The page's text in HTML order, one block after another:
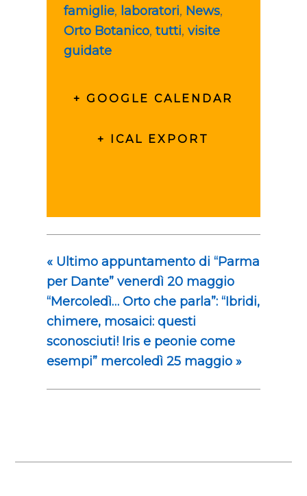
famiglie, laboratori, News,
Orto Botanico, tutti, visite
guidate
+ GOOGLE CALENDAR
+ ICAL EXPORT
«Ultimo appuntamento di “Parma
per Dante” venerdì 20 maggio
“Mercoledì… Orto che parla”: “Ibridi,
chimere, mosaici: questi
sconosciuti! Iris e peonie come
esempi” mercoledì 25 maggio »